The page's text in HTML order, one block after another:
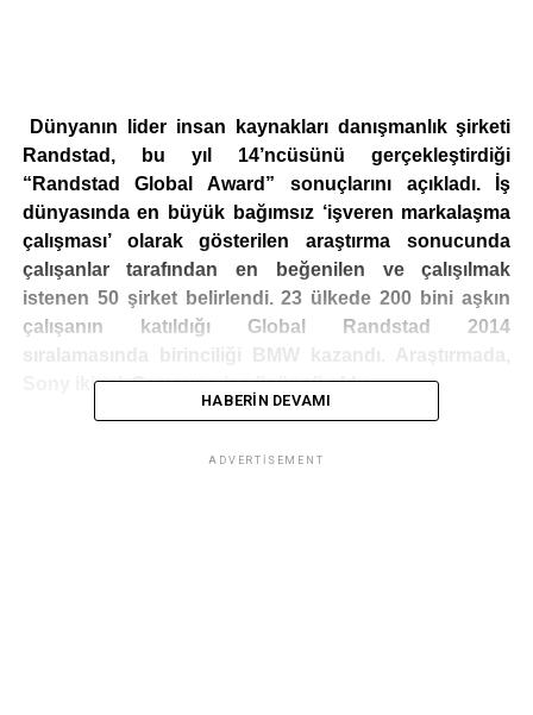
Dünyanın lider insan kaynakları danışmanlık şirketi
Randstad, bu yıl 14’ncüsünü gerçekleştirdiği
“Randstad Global Award” sonuçlarını açıkladı. İş
dünyasında en büyük bağımsız ‘işveren markalaşma
çalışması’ olarak gösterilen araştırma sonucunda
çalışanlar tarafından en beğenilen ve çalışılmak
istenen 50 şirket belirlendi. 23 ülkede 200 bini aşkın
çalışanın katıldığı Global Randstad 2014
sıralamasında birinciliği BMW kazandı. Araştırmada,
Sony ikinci, Samsung ise üçüncü oldu.
HABERIN DEVAMI
ADVERTISEMENT